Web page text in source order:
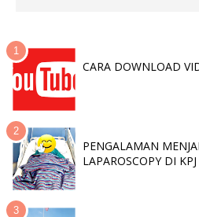
CARA DOWNLOAD
PENGALAMAN
LAPAROSCOPY DI